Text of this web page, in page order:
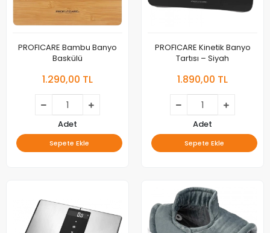
PROFICARE Bambu Banyo
Baskülü
1.290,00 TL
Adet
Sepete Ekle
PROFICARE Kinetik Banyo
Tartısı – Siyah
1.890,00 TL
Adet
Sepete Ekle